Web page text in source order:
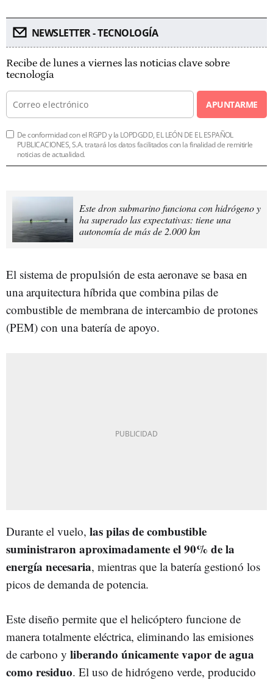
NEWSLETTER - TECNOLOGÍA
Recibe de lunes a viernes las noticias clave sobre
tecnología
APUNTARME
De conformidad con el RGPD y la LOPDGDD, EL LEÓN DE EL ESPAÑOL
PUBLICACIONES, S.A. tratará los datos facilitados con la finalidad de remitirle
noticias de actualidad.
Este dron submarino funciona con hidrógeno y
ha superado las expectativas: tiene una
autonomía de más de 2.000 km
El sistema de propulsión de esta aeronave se basa en
una arquitectura híbrida que combina pilas de
combustible de membrana de intercambio de protones
(PEM) con una batería de apoyo.
Durante el vuelo, las pilas de combustible
suministraron aproximadamente el 90% de la
energía necesaria, mientras que la batería gestionó los
picos de demanda de potencia.
Este diseño permite que el helicóptero funcione de
manera totalmente eléctrica, eliminando las emisiones
de carbono y liberando únicamente vapor de agua
como residuo. El uso de hidrógeno verde, producido